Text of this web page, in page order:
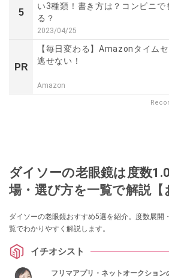
5
い3種類！書き方は？コンビニで
る？
2023/04/25
PR
【毎日変わる】Amazonタイム
逃せない！
Amazon
ダイソーの老眼鏡は度数
場・選び方を一覧で解説【
ダイソーの老眼鏡おすすめ5選を紹介。度数展開
覧でわかりやすく解説します。
イチオシスト
フリマアプリ・ネットオークション